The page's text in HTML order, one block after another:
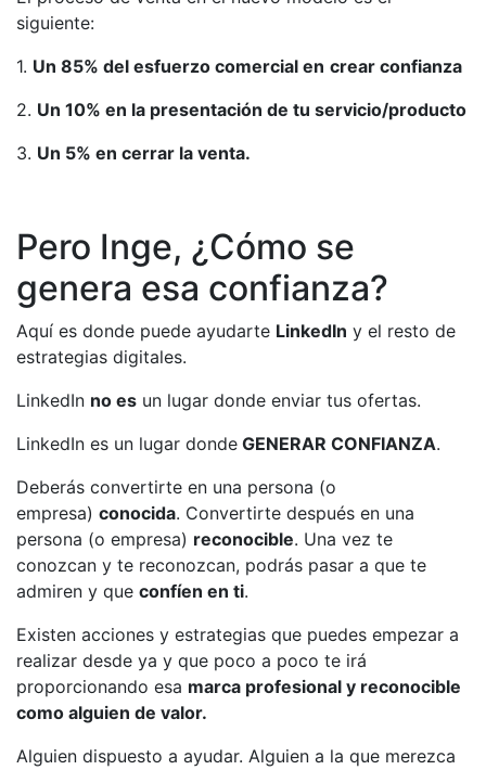
siguiente:
1. Un 85% del esfuerzo comercial en crear confianza
2. Un 10% en la presentación de tu servicio/producto
3. Un 5% en cerrar la venta.
Pero Inge, ¿Cómo se
genera esa confianza?
Aquí es donde puede ayudarte LinkedIn y el resto de
estrategias digitales.
LinkedIn no es un lugar donde enviar tus ofertas.
LinkedIn es un lugar donde GENERAR CONFIANZA.
Deberás convertirte en una persona (o
empresa) conocida. Convertirte después en una
persona (o empresa) reconocible. Una vez te
conozcan y te reconozcan, podrás pasar a que te
admiren y que confíen en ti.
Existen acciones y estrategias que puedes empezar a
realizar desde ya y que poco a poco te irá
proporcionando esa marca profesional y reconocible
como alguien de valor.
Alguien dispuesto a ayudar. Alguien a la que merezca